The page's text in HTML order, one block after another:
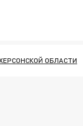
ОБЛАСТИ